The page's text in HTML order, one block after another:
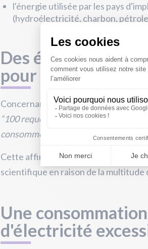
l'énergie utilisée par les pays
(hydroélectricité, charbon,
Des émissions de
pour chaque
Concernant l’empreinte liée à
“100 requêtes sur Chat GPT
consommer 100 g de viande de bœuf”.
Cette affirmation reste difficile à
scientifique en raison de la
Une
d'électricité